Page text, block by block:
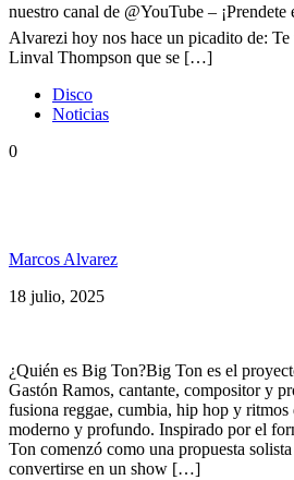
nuestro canal de @YouTube –
Alvarezi hoy nos hace un picadito de:
Linval Thompson que se […]
Disco
Noticias
0
Marcos Alvarez
18 julio, 2025
¿Quién es Big Ton?Big Ton es el
Gastón Ramos, cantante, compositor y
fusiona reggae, cumbia, hip hop y
moderno y profundo. Inspirado por el
Ton comenzó como una propuesta
convertirse en un show […]